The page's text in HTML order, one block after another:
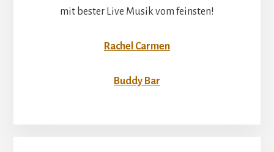
mit bester Live Musik vom feinsten!
Rachel Carmen
Buddy Bar